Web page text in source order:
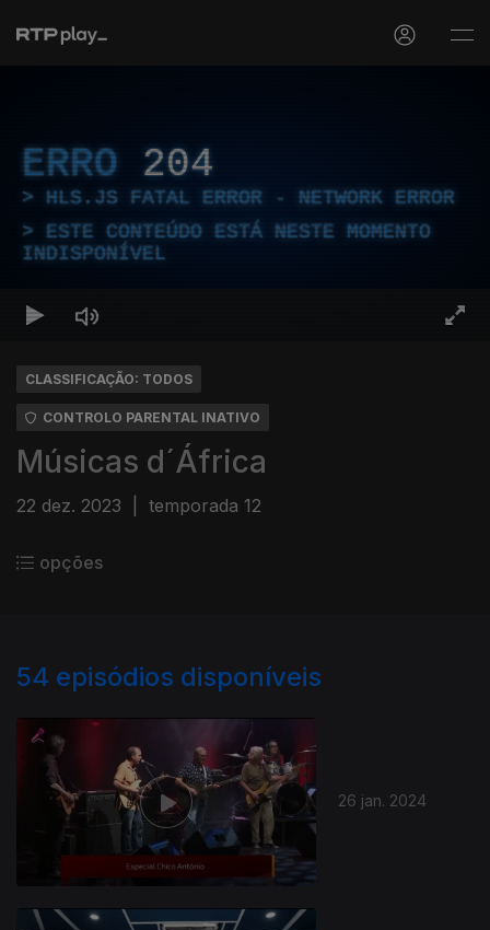
ERRO 204
HLS.JS FATAL ERROR - NETWORK ERROR
ESTE CONTEÚDO ESTÁ NESTE MOMENTO
INDISPONÍVEL
CLASSIFICAÇÃO: TODOS
CONTROLO PARENTAL INATIVO
Músicas d´África
22 dez. 2023 temporada 12
opções
54 episódios disponíveis
26 jan. 2024